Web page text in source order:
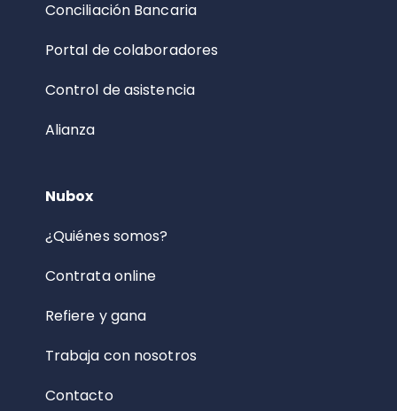
Conciliación Bancaria
Portal de colaboradores
Control de asistencia
Alianza
Nubox
¿Quiénes somos?
Contrata online
Refiere y gana
Trabaja con nosotros
Contacto